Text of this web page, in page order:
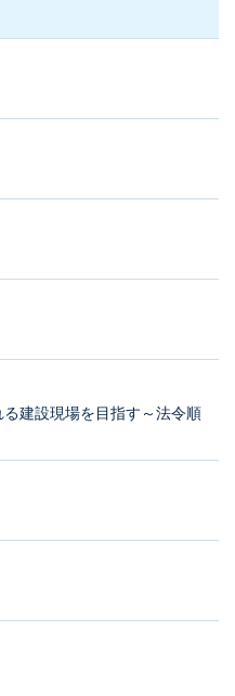
る建設現場を目指す～法令順